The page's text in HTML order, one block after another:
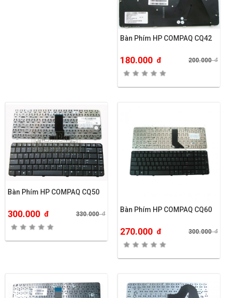
Bàn Phím HP COMPAQ CQ42
180.000 đ 200.000đ
Bàn Phím HP COMPAQ CQ50
300.000 đ 330.000đ
Bàn Phím HP COMPAQ CQ60
270.000 đ 300.000đ